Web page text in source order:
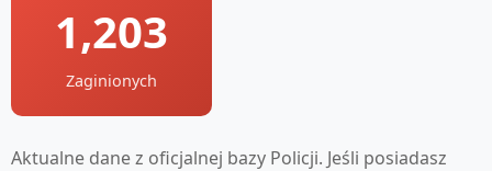
1,203
Zaginionych
Aktualne dane z oficjalnej bazy Policji. Jeśli posiadasz